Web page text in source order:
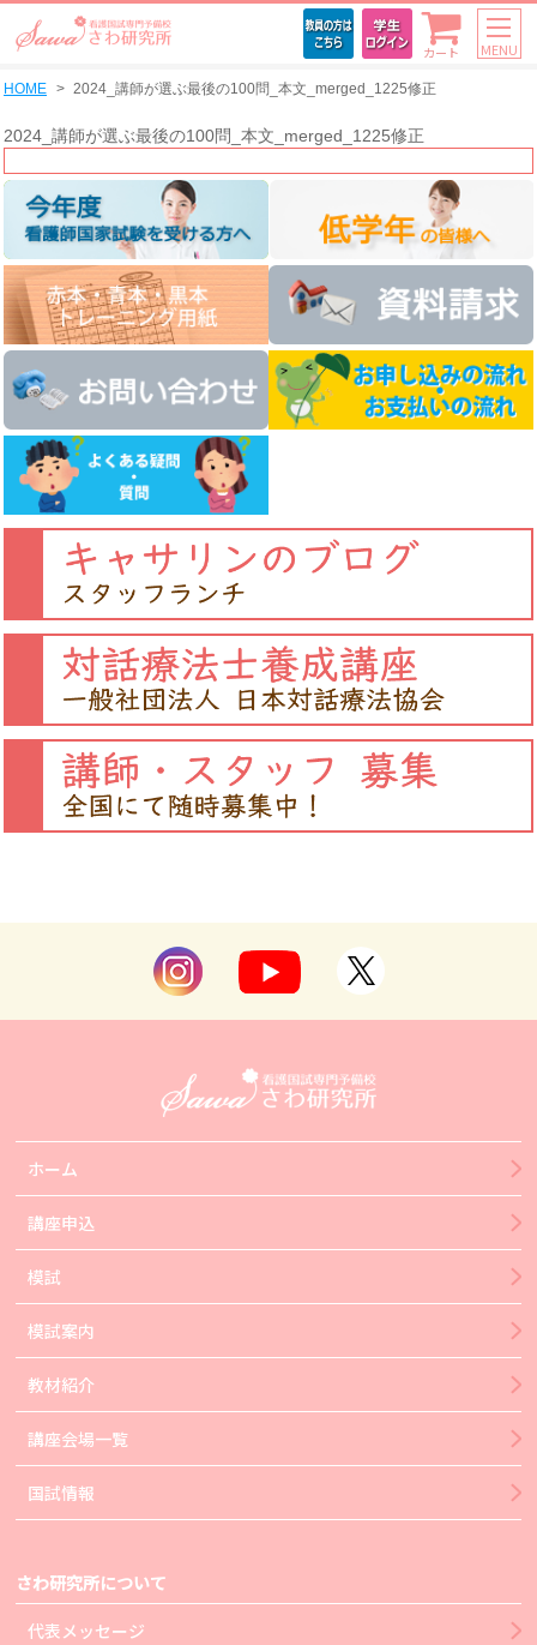
カート MENU
HOME 2024_講師が選ぶ最後の100問_本文_merged_1225修正
2024_講師が選ぶ最後の100問_本文_merged_1225修正
ホーム
講座申込
模試
模試案内
教材紹介
講座会場一覧
国試情報
さわ研究所について
代表メッセージ